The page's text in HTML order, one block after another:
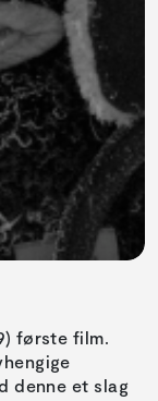
første film.
denne et slag